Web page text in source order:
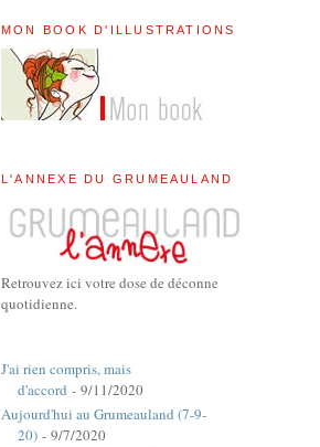
MON BOOK D'ILLUSTRATIONS
L'ANNEXE DU GRUMEAULAND
Retrouvez ici votre dose de déconne
quotidienne.
J'ai rien compris, mais
d'accord - 9/11/2020
Aujourd'hui au Grumeauland (7-9-
20) - 9/7/2020